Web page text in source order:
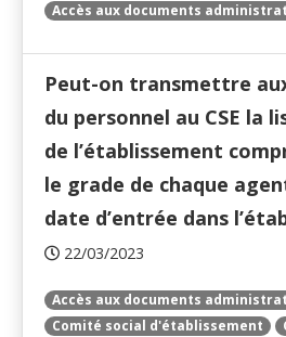
Accès aux documents
Peut-on transmettre
du personnel au CSE la
de l’établissement
le grade de chaque
date d’entrée dans
22/03/2023
Accès aux documents
Comité social d'établissement